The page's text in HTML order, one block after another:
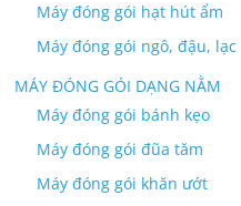
Máy đóng gói hạt hút ẩm
Máy đóng gói ngô, đậu, lạc
MÁY ĐÓNG GÓI DẠNG NẰM
Máy đóng gói bánh kẹo
Máy đóng gói đũa tăm
Máy đóng gói khăn ướt